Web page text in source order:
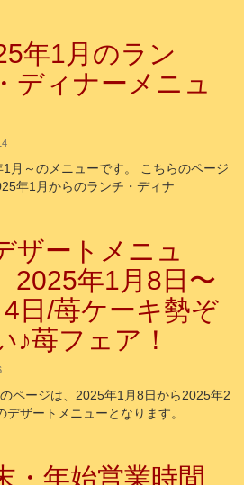
年1月のラン
ディナーメニュ
月～のメニューです。 こちらのページ
年1月からのランチ・ディナ
ザートメニュ
2025年1月8日〜
日/苺ケーキ勢ぞ
♪苺フェア！
ページは、2025年1月8日から2025年2
デザートメニューとなります。
・年始営業時間